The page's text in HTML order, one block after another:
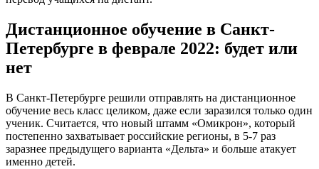
Дистанционное обучение в Санкт-
Петербурге в феврале 2022: будет или
нет
В Санкт-Петербурге решили отправлять на дистанционное
обучение весь класс целиком, даже если заразился только один
ученик. Считается, что новый штамм «Омикрон», который
постепенно захватывает российские регионы, в 5-7 раз
заразнее предыдущего варианта «Дельта» и больше атакует
именно детей.